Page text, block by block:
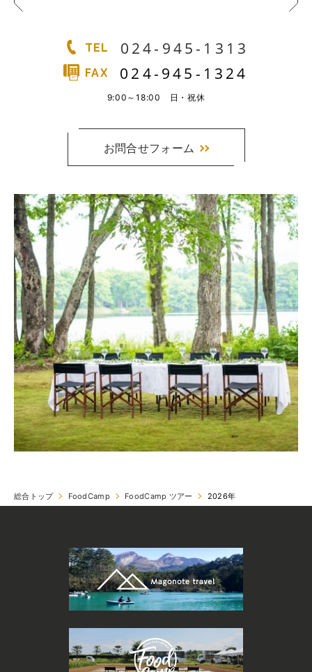
TEL 024-945-1313
FAX 024-945-1324
9:00～18:00 日・祝休
お問合せフォーム
総合トップ FoodCamp FoodCamp ツアー 2026年